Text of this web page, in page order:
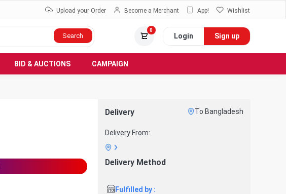
Upload your Order Become a Merchant App! Wishlist
Search
0
Login Sign up
BID & AUCTIONS CAMPAIGN
Delivery To Bangladesh
Delivery From:
Delivery Method
Fulfilled by :